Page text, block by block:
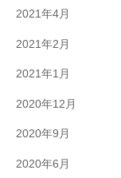
2021年4月
2021年2月
2021年1月
2020年12月
2020年9月
2020年6月